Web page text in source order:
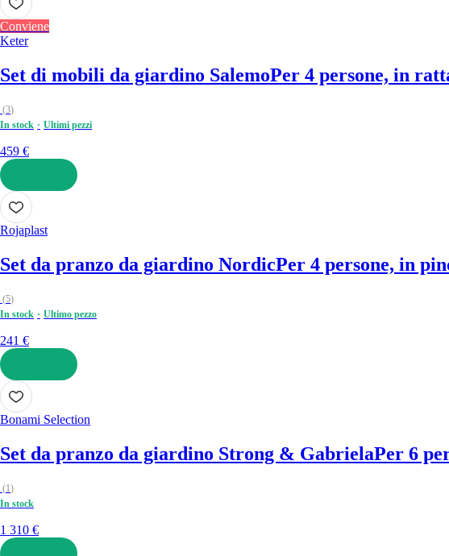
Conviene
Keter
Set di mobili da giardino SalemoPer 4 persone, in
(3)
In stock
Ultimi pezzi
459 €
AGGIUNGI
Rojaplast
Set da pranzo da giardino NordicPer 4 persone, in
(5)
In stock
Ultimo pezzo
241 €
AGGIUNGI
Bonami Selection
Set da pranzo da giardino Strong & GabrielaPer 6
(1)
In stock
1 310 €